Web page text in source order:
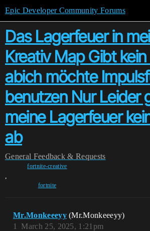
Epic Developer Community Forums
Das Lagerfeuer in
Kreativ Map Gibt
abich möchte
benutzen Nur Leider
meine Lagerfeuer
ab
General Feedback & Requests
fortnite-creative
,
fortnite
Mr.Monkeeeyy (Mr.Monkeeeyy)
March 25, 2025, 1:21pm
1